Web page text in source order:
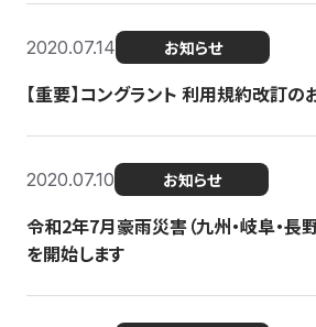
2020.07.14 お知らせ
【重要】コングラント 利用規約改訂の
2020.07.10 お知らせ
令和2年7月豪雨災害（九州・岐阜・長
を開始します